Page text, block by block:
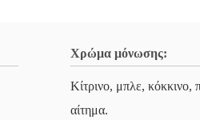
Χρώμα μόνωσης:
Κίτρινο, μπλε, κόκκινο,
αίτημα.